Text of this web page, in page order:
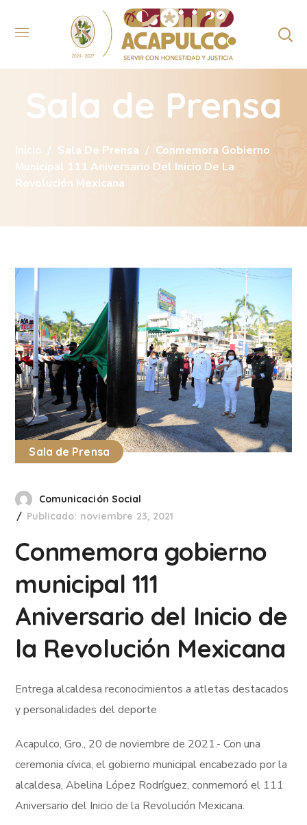
Sala de Prensa
Inicio Sala De Prensa
Conmemora Gobierno
Municipal 111 Aniversario Del Inicio De La
Revolución Mexicana
Sala de Prensa
Comunicación Social
Publicado: noviembre 23, 2021
Conmemora gobierno
municipal 111
Aniversario del Inicio de
la Revolución Mexicana
Entrega alcaldesa reconocimientos a atletas destacados
y personalidades del deporte
Acapulco, Gro., 20 de noviembre de 2021.- Con una
ceremonia cívica, el gobierno municipal encabezado por la
alcaldesa, Abelina López Rodríguez, conmemoró el 111
Aniversario del Inicio de la Revolución Mexicana.